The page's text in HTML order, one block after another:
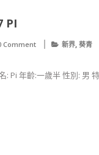
PI
Comment 新界, 葵青
: Pi 年齡:一歲半 性別: 男